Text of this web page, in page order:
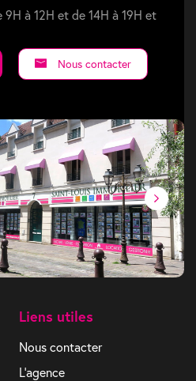
9H à 12H et de 14H à 19H et
Nous contacter
Liens utiles
Nous contacter
L'agence